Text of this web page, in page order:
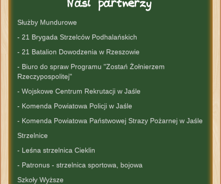
Służby Mundurowe
- 21 Brygada Strzelców Podhalańskich
- 21 Batalion Dowodzenia w Rzeszowie
- Biuro do spraw Programu "Zostań Żołnierzem
Rzeczypospolitej"
- Wojskowe Centrum Rekrutacji w Jaśle
- Komenda Powiatowa Policji w Jaśle
- Komenda Powiatowa Państwowej Strazy Pożarnej w Jaśle
Strzelnice
- Leśna strzelnica Cieklin
- Patronus - strzelnica sportowa, bojowa
Szkoły Wyższe